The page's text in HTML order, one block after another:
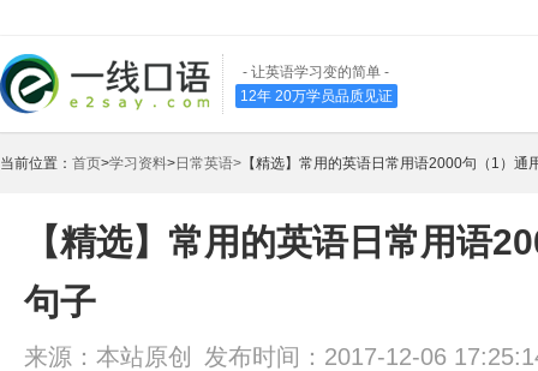
- 让英语学习变的简单 -
12年 20万学员品质见证
当前位置： 首页>学习资料>日常英语> 【精选】常用的英语日常用语2000句（1）通
【精选】常用的英语日常用语
句子
来源：本站原创 发布时间：2017-12-06